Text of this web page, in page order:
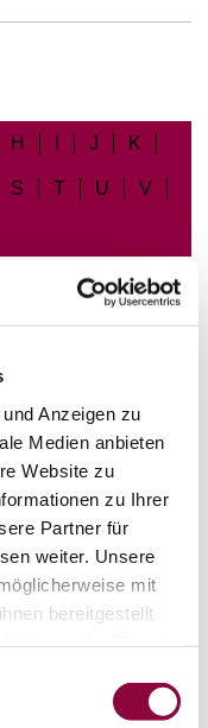
Anzeigen zu
Medien anbieten
Website zu
zu Ihrer
Partner für
weiter. Unsere
mit
bereitgestellt
H J K
S T U V
mitten im Herzen
und ein liebevoll
einlädt. Ob